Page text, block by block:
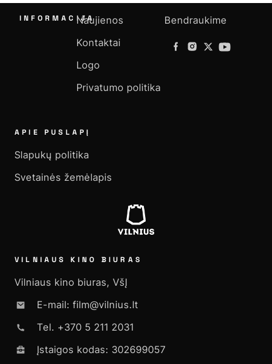
INFORMACIJANaujienos
Kontaktai
Logo
Privatumo politika
Bendraukime
APIE PUSLAPĮ
Slapukų politika
Svetainės žemėlapis
VILNIAUS KINO BIURAS
Vilniaus kino biuras, VšĮ
E-mail: film@vilnius.lt
Tel. +370 5 211 2031
Įstaigos kodas: 302699057